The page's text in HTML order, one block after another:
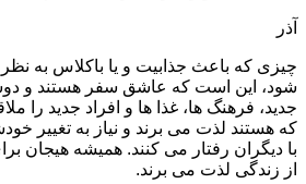
آذر
چیزی که باعث جذابیت و یا باکلاس به
شود، این است که عاشق سفر هستند و
جدید، فرهنگ ها، غذا ها و افراد جدید را
که هستند لذت می‌ برند و نیاز به تغییر
با دیگران رفتار می کنند. همیشه هیجان
از زندگی لذت می برند.